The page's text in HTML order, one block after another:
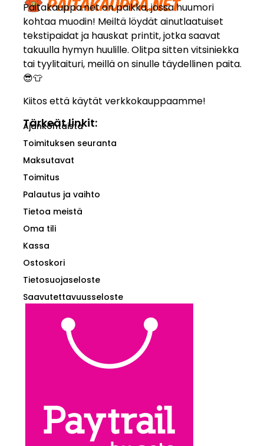
Paitakauppa.net on paikka, jossa huumori
kohtaa muodin! Meiltä löydät ainutlaatuiset
tekstipaidat ja hauskat printit, jotka saavat
takuulla hymyn huulille. Olitpa sitten vitsiniekka
tai tyylitaituri, meillä on sinulle täydellinen paita.
😎👕
Kiitos että käytät verkkokauppaamme!
Tärkeät linkit:
Ajankohtaista
Toimituksen seuranta
Maksutavat
Toimitus
Palautus ja vaihto
Tietoa meistä
Oma tili
Kassa
Ostoskori
Tietosuojaseloste
Saavutettavuusseloste